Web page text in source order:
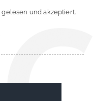
gelesen und akzeptiert.